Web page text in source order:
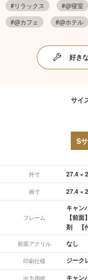
#リラックス
#@寝室
#@カフェ
#@ホテル
好き
サイ
S
外寸 27.4 ×
画寸 27.4 ×
フレーム
キャン
【前
剤 【
前面アクリル なし
印刷仕様 ジーク
出力用紙 キャン